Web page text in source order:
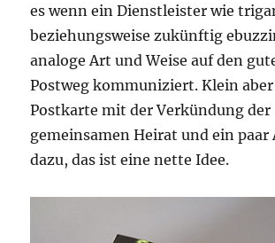
es wenn ein Dienstleister wie
beziehungsweise zukünftig
analoge Art und Weise auf den
Postweg kommuniziert. Klein
Postkarte mit der Verkündung der
gemeinsamen Heirat und ein paar
dazu, das ist eine nette Idee.